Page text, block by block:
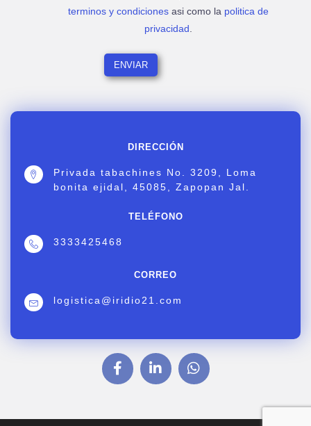
DIRECCIÓN
Privada tabachines No. 3209, Loma
bonita ejidal, 45085, Zapopan Jal.
TELÉFONO
3333425468
CORREO
logistica@iridio21.com
terminos y condicionesasi como la politica de
privacidad